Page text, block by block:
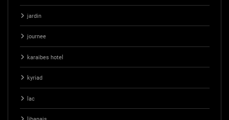
jardin
journee
karaibes hotel
kyriad
lac